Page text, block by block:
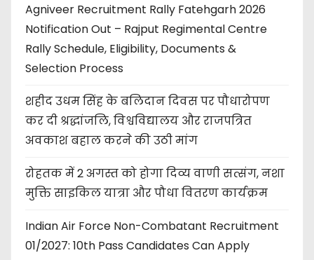
Agniveer Recruitment Rally Fatehgarh 2026
Notification Out – Rajput Regimental Centre
Rally Schedule, Eligibility, Documents &
Selection Process
शहीद उधम सिंह के बलिदान दिवस पर पौधारोपण
कर दी श्रद्धांजलि, विश्वविद्यालय और राजपत्रित
अवकाश बहाल करने की उठी मांग
रोहतक में 2 अगस्त को होगा दिव्य वाणी सत्संग, नशा
मुक्ति साइकिल यात्रा और पौधा वितरण कार्यक्रम
Indian Air Force Non-Combatant Recruitment
01/2027: 10th Pass Candidates Can Apply